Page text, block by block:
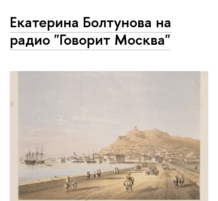
Екатерина Болтунова на
радио "Говорит Москва"